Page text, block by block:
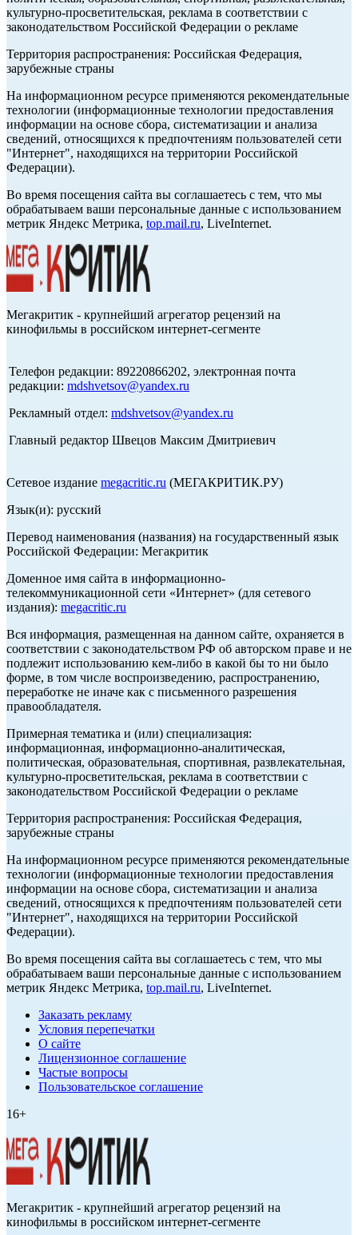
культурно-просветительская, реклама в соответствии с
законодательством Российской Федерации о рекламе
Территория распространения: Российская Федерация,
зарубежные страны
На информационном ресурсе применяются рекомендательные
технологии (информационные технологии предоставления
информации на основе сбора, систематизации и анализа
сведений, относящихся к предпочтениям пользователей сети
"Интернет", находящихся на территории Российской
Федерации).
Во время посещения сайта вы соглашаетесь с тем, что мы
обрабатываем ваши персональные данные с использованием
метрик Яндекс Метрика, top.mail.ru, LiveInternet.
Мегакритик - крупнейший агрегатор рецензий на
кинофильмы в российском интернет-сегменте
Телефон редакции: 89220866202, электронная почта
редакции: mdshvetsov@yandex.ru
Рекламный отдел: mdshvetsov@yandex.ru
Главный редактор Швецов Максим Дмитриевич
Сетевое издание megacritic.ru (МЕГАКРИТИК.РУ)
Язык(и): русский
Перевод наименования (названия) на государственный язык
Российской Федерации: Мегакритик
Доменное имя сайта в информационно-
телекоммуникационной сети «Интернет» (для сетевого
издания): megacritic.ru
Вся информация, размещенная на данном сайте, охраняется в
соответствии с законодательством РФ об авторском праве и не
подлежит использованию кем-либо в какой бы то ни было
форме, в том числе воспроизведению, распространению,
переработке не иначе как с письменного разрешения
правообладателя.
Примерная тематика и (или) специализация:
информационная, информационно-аналитическая,
политическая, образовательная, спортивная, развлекательная,
культурно-просветительская, реклама в соответствии с
законодательством Российской Федерации о рекламе
Территория распространения: Российская Федерация,
зарубежные страны
На информационном ресурсе применяются рекомендательные
технологии (информационные технологии предоставления
информации на основе сбора, систематизации и анализа
сведений, относящихся к предпочтениям пользователей сети
"Интернет", находящихся на территории Российской
Федерации).
Во время посещения сайта вы соглашаетесь с тем, что мы
обрабатываем ваши персональные данные с использованием
метрик Яндекс Метрика, top.mail.ru, LiveInternet.
Заказать рекламу
Условия перепечатки
О сайте
Лицензионное соглашение
Частые вопросы
Пользовательское соглашение
16+
Мегакритик - крупнейший агрегатор рецензий на
кинофильмы в российском интернет-сегменте